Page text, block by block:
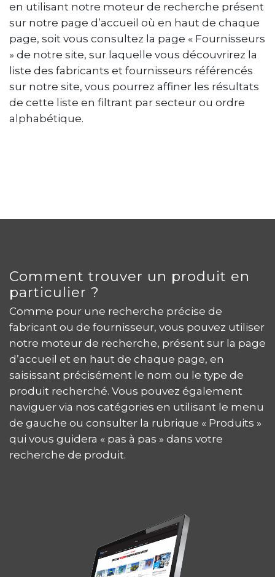
en utilisant notre moteur de recherche présent
sur notre page d’accueil où en haut de chaque
page, soit vous consultez la page « Fournisseurs
» de notre site, sur laquelle vous découvrirez la
liste des fabricants et fournisseurs référencés
sur notre site, vous pourrez affiner les résultats
de cette liste en filtrant par secteur ou ordre
alphabétique.
Comment trouver un produit en
particulier ?
Comme pour une recherche précise de
fabricant ou de fournisseur, vous pouvez utiliser
notre moteur de recherche, présent sur la page
d’accueil et en haut de chaque page, en
saisissant précisément le nom ou le type de
produit recherché. Vous pouvez également
naviguer via nos catégories en utilisant le menu
de gauche ou consulter la rubrique « Produits »
qui vous guidera « pas à pas » dans votre
recherche de produit.